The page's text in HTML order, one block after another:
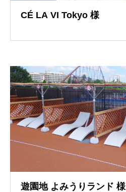
CÉ LA VI Tokyo 様
導入事例
遊園地 よみうりランド 様